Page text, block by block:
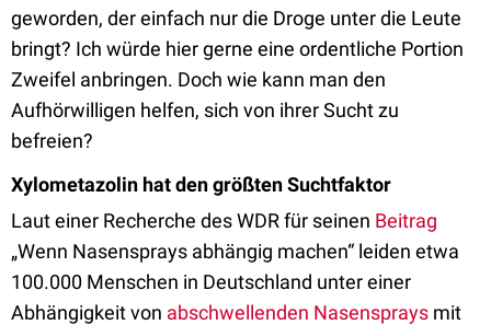
geworden, der einfach nur die Droge unter die Leute
bringt? Ich würde hier gerne eine ordentliche Portion
Zweifel anbringen. Doch wie kann man den
Aufhörwilligen helfen, sich von ihrer Sucht zu
befreien?
Xylometazolin hat den größten Suchtfaktor
Laut einer Recherche des WDR für seinen Beitrag
„Wenn Nasensprays abhängig machen“ leiden etwa
100.000 Menschen in Deutschland unter einer
Abhängigkeit von abschwellenden Nasensprays mit